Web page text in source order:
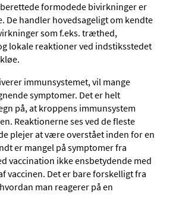
formodede bivirkninger er
De handler hovedsageligt om kendte
som f.eks. træthed,
lokale reaktioner ved indstiksstedet
immunsystemet, vil mange
symptomer. Det er helt
på, at kroppens immunsystem
Reaktionerne ses ved de fleste
plejer at være overstået inden for en
er mangel på symptomer fra
vaccination ikke ensbetydende med
vaccinen. Det er bare forskelligt fra
man reagerer på en